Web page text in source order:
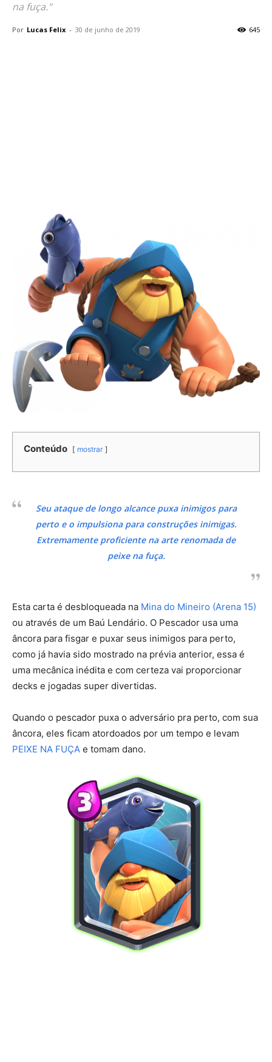
na fuça."
Por Lucas Felix - 30 de junho de 2019 645
Conteúdo mostrar
Seu ataque de longo alcance puxa inimigos para
perto e o impulsiona para construções inimigas.
Extremamente proficiente na arte renomada de
peixe na fuça.
Esta carta é desbloqueada na Mina do Mineiro (Arena 15)
ou através de um Baú Lendário. O Pescador usa uma
âncora para fisgar e puxar seus inimigos para perto,
como já havia sido mostrado na prévia anterior, essa é
uma mecânica inédita e com certeza vai proporcionar
decks e jogadas super divertidas.
Quando o pescador puxa o adversário pra perto, com sua
âncora, eles ficam atordoados por um tempo e levam
PEIXE NA FUÇA e tomam dano.